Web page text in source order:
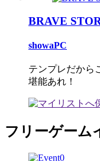
BRAVE
showaPC
テンプレだから
堪能あれ！
フリーゲーム